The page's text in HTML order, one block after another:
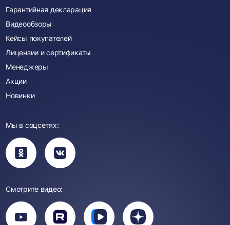
Гарантийная декларация
Видеообзоры
Кейсы покупателей
Лицензии и сертификаты
Менеджеры
Акции
Новинки
Мы в соцсетях:
Вы
перейдете
в
группу
Вы
перейдете
в
группу
Смотрите видео:
Вы
перейдете
на
Вы
Вы
Вы